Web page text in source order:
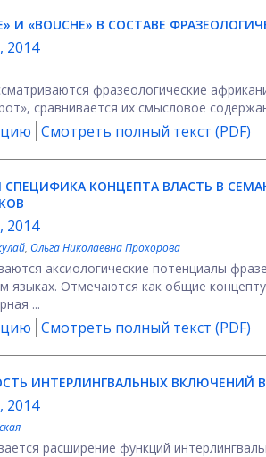
И «BOUCHE» В СОСТАВЕ
2014
фразеологические
сравнивается их смысловое
Смотреть полный текст (PDF)
СПЕЦИФИКА КОНЦЕПТА ВЛАСТЬ В
2014
, Ольга Николаевна Прохорова
аксиологические потенциалы
языках. Отмечаются как общие
...
Смотреть полный текст (PDF)
ИНТЕРЛИНГВАЛЬНЫХ ВКЛЮЧЕНИЙ
2014
расширение функций